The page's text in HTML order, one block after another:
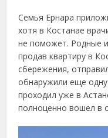
Семья Ернара
хотя в Костанае
не поможет. Родные
продав квартиру в
сбережения,
обнаружили еще
проходил уже в
полноценно вошел в